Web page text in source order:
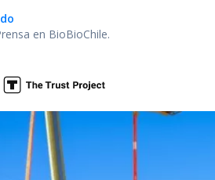
en BioBioChile.